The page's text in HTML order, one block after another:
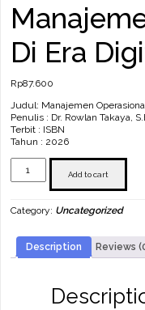
Di Era
Rp87.600
Judul: Manajemen
Penulis : Dr. Rowlan Takaya,
Terbit : ISBN
Tahun : 2026
Manajemen
Operasional
Digitalisasi
Add to cart
Category: Uncategorized
Description Reviews